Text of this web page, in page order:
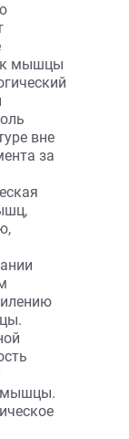
мышцы
вне
за
мышцы.